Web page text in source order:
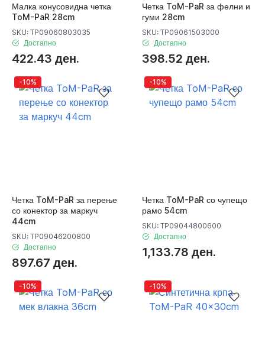
Малка конусовидна четка
ToM-PaR 28cm
SKU: TP09060803035
Достапно
422.43 ден.
Четка ToM-PaR за фелни и
гуми 28cm
SKU: TP09061503000
Достапно
398.52 ден.
-10%
Четка ToM-PaR за перење
со конектор за маркуч
44cm
SKU: TP09046200800
Достапно
897.67 ден.
-10%
Четка ToM-PaR со чупещо
рамо 54cm
SKU: TP09044800600
Достапно
1,133.78 ден.
-10% -10%